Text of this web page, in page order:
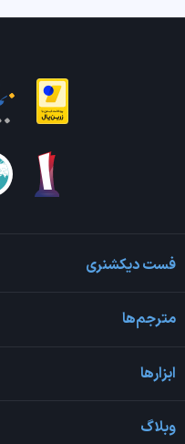
فست دیکشنری
مترجم‌ها
ابزارها
وبلاگ